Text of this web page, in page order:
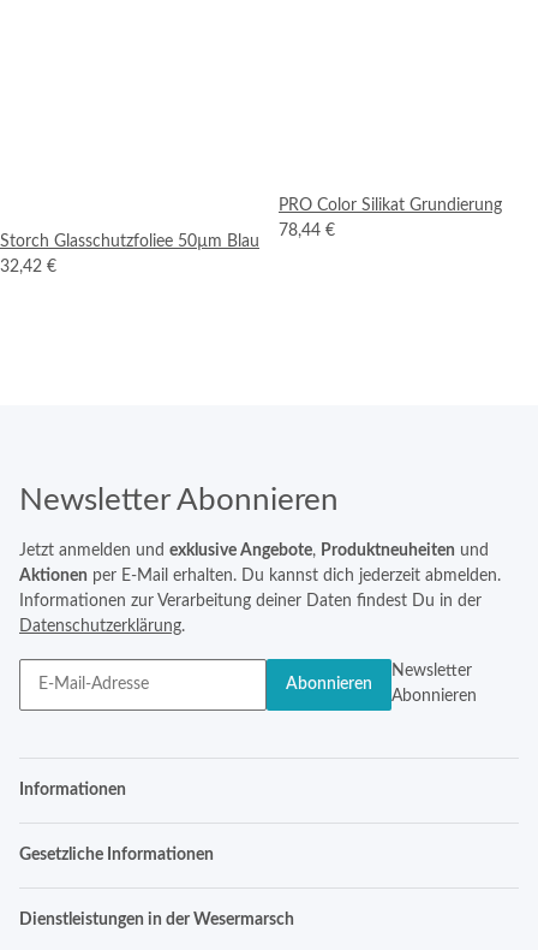
Storch Glasschutzfoliee 50µm Blau
32,42 €
PRO Color Silikat Grundierung
78,44 €
Newsletter Abonnieren
Jetzt anmelden und exklusive Angebote, Produktneuheiten und
Aktionen per E-Mail erhalten. Du kannst dich jederzeit abmelden.
Informationen zur Verarbeitung deiner Daten findest Du in der
Datenschutzerklärung.
Abonnieren
Newsletter
Abonnieren
Informationen
Gesetzliche Informationen
Dienstleistungen in der Wesermarsch